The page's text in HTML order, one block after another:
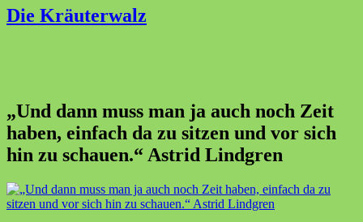
Die Kräuterwalz
„Und dann muss man ja auch noch Zeit
haben, einfach da zu sitzen und vor sich
hin zu schauen.“ Astrid Lindgren